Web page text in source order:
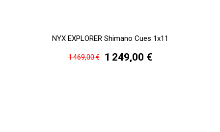
NYX EXPLORER Shimano Cues 1x11
1 469,00 € 1 249,00 €